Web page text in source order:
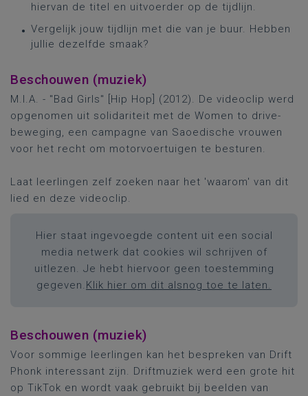
hiervan de titel en uitvoerder op de tijdlijn.
Vergelijk jouw tijdlijn met die van je buur. Hebben
jullie dezelfde smaak?
Beschouwen (muziek)
M.I.A. - "Bad Girls" [Hip Hop] (2012). De videoclip werd
opgenomen uit solidariteit met de Women to drive-
beweging, een campagne van Saoedische vrouwen
voor het recht om motorvoertuigen te besturen.
Laat leerlingen zelf zoeken naar het 'waarom' van dit
lied en deze videoclip.
Hier staat ingevoegde content uit een social
media netwerk dat cookies wil schrijven of
uitlezen. Je hebt hiervoor geen toestemming
gegeven. Klik hier om dit alsnog toe te laten.
Beschouwen (muziek)
Voor sommige leerlingen kan het bespreken van Drift
Phonk interessant zijn. Driftmuziek werd een grote hit
op TikTok en wordt vaak gebruikt bij beelden van